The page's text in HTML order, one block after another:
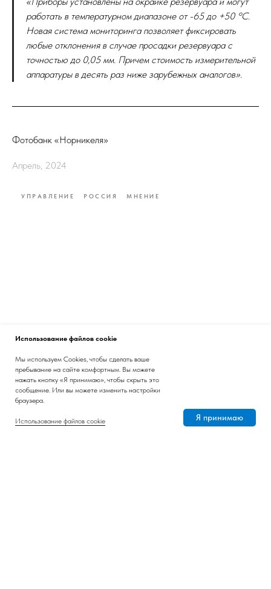
работать в температурном диапазоне от -65 до +50 °С.
Новая система мониторинга позволяет фиксировать
любые отклонения в случае просадки резервуара с
точностью до 0,05 мм. Причем стоимость измерительной
аппаратуры в десять раз ниже зарубежных аналогов».
Фотобанк «Норникеля»
Апрель, 2024
УПРАВЛЕНИЕ РОССИЯ МНЕНИЕ
Использование файлов cookie
Мы используем Cookies, чтобы сделать ваше
пребывание на сайте комфортным. Вы можете
нажать кнопку «Я принимаю», чтобы скрыть это
сообщение. Или вы можете изменить настройки
браузера.
Использование файлов cookie Я принимаю